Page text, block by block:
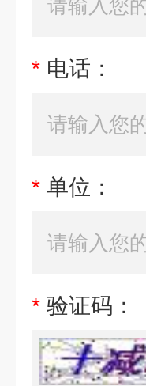
* 电话：
* 单位：
* 验证码：